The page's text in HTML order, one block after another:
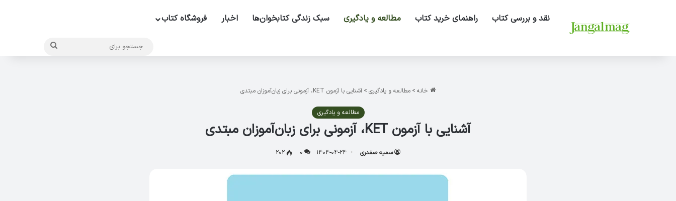
نقد و بررسی کتاب راهنمای خرید کتاب مطالعه و یادگیری سبک زندگی کتابخوان‌ها اخبار فروشگاه کتاب
جستجو
خانه > مطالعه و یادگیری > آشنایی با آزمون KET، آزمونی برای زبان‌آموزان مبتدی
مطالعه و یادگیری
آشنایی با آزمون KET، آزمونی برای زبان‌آموزان مبتدی
سمیه صفدری 1404-04-24
0
202